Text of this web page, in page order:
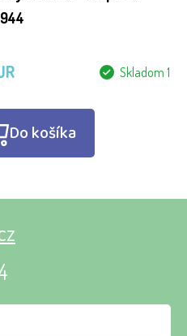
Skladom 1
Do košíka